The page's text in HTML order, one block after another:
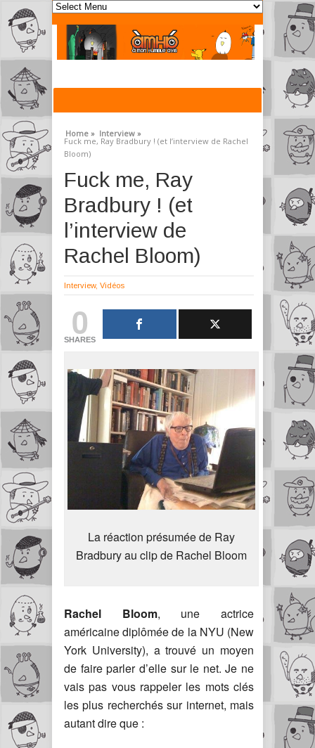
Home » Interview »
Fuck me, Ray Bradbury ! (et l’interview de Rachel
Bloom)
Fuck me, Ray
Bradbury ! (et
l’interview de
Rachel Bloom)
Interview, Vidéos
0
SHARES
La réaction présumée de Ray
Bradbury au clip de Rachel Bloom
Rachel Bloom, une actrice
américaine diplômée de la NYU (New
York University), a trouvé un moyen
de faire parler d’elle sur le net. Je ne
vais pas vous rappeler les mots clés
les plus recherchés sur internet, mais
autant dire que :